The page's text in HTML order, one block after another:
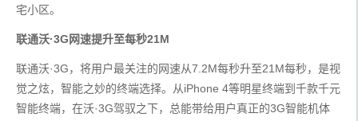
宅小区。
联通沃·3G网速提升至每秒21M
联通沃·3G，将用户最关注的网速从7.2M每秒升至21M每秒，是视
觉之炫，智能之妙的终端选择。从iPhone 4等明星终端到千款千元
智能终端，在沃·3G驾驭之下，总能带给用户真正的3G智能机体